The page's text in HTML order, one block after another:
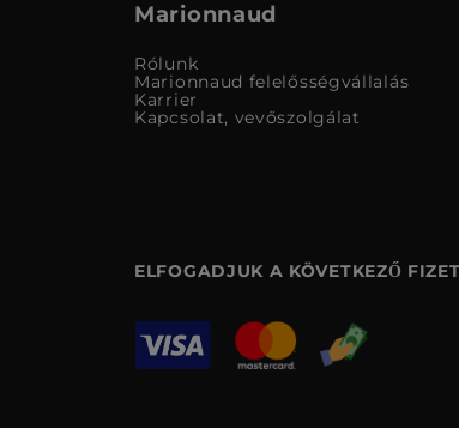
Marionnaud
Rólunk
Marionnaud felelősségvállalás
Karrier
Kapcsolat, vevőszolgálat
ELFOGADJUK A KÖVETKEZŐ